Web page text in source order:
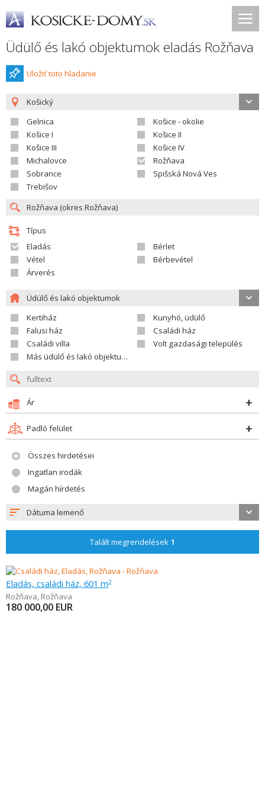
Üdülő és lakó objektumok eladás Rožňava
Uložiť toto hladanie
Košický
Gelnica
Košice - okolie
Košice I
Košice II
Košice III
Košice IV
Michalovce
Rožňava
Sobrance
Spišská Nová Ves
Trebišov
Típus
Eladás
Bérlet
Vétel
Bérbevétel
Árverés
Üdülő és lakó objektumok
Kertiház
Kunyhó, üdülő
Falusi ház
Családi ház
Családi villa
Volt gazdasági település
Más üdülő és lakó objektumok
Ár
Padló felület
Összes hirdetései
Ingatlan irodák
Magán hírdetés
Dátuma lemenő
Talált megrendelések 1
Eladás, családi ház, 601 m2
Rožňava, Rožňava
180 000,00 EUR